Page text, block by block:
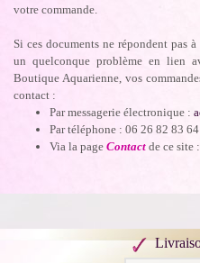
votre commande.
Si ces documents ne répondent pas
un quelconque problème en lien
Boutique Aquarienne, vos
contact :
Par messagerie électronique :
Par téléphone : 06 26 82 83 64
Via la page Contact de ce site :